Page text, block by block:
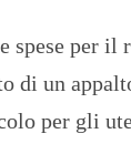
spese per il
di un
per gli